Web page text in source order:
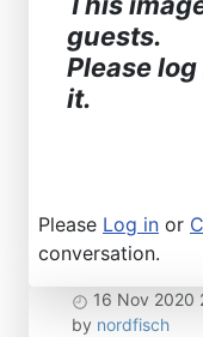
guests.
Please
it.
Please Log in or
conversation.
16 Nov 2020
by nordfisch